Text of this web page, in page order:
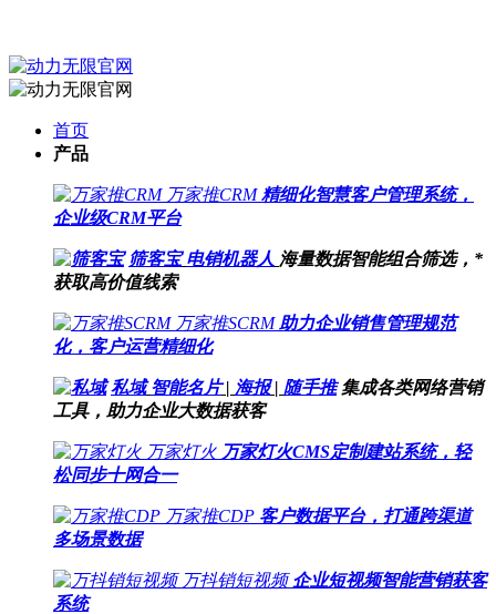
首页
产品
万家推CRM 精细化智慧客户管理系统，
企业级CRM平台
筛客宝 电销机器人 海量数据智能组合筛选，*
获取高价值线索
万家推SCRM 助力企业销售管理规范
化，客户运营精细化
私域 智能名片 | 海报 | 随手推 集成各类网络营销
工具，助力企业大数据获客
万家灯火 万家灯火CMS定制建站系统，轻
松同步十网合一
万家推CDP 客户数据平台，打通跨渠道
多场景数据
万抖销短视频 企业短视频智能营销获客
系统